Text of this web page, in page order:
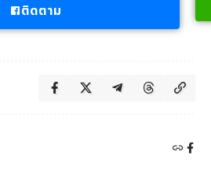
ติดตาม